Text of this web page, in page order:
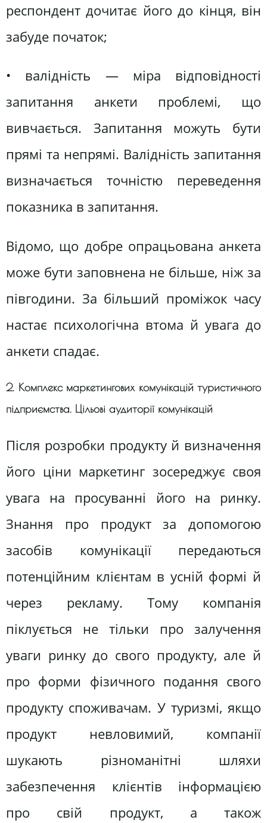
респондент дочитає його до кінця, він
забуде початок;
• валідність — міра відповідності
запитання анкети проблемі, що
вивчається. Запитання можуть бути
прямі та непрямі. Валідність запитання
визначається точністю переведення
показника в запитання.
Відомо, що добре опрацьована анкета
може бути заповнена не більше, ніж за
півгодини. За більший проміжок часу
настає психологічна втома й увага до
анкети спадає.
2. Комплекс маркетингових комунікацій туристичного
підприємства. Цільові аудиторії комунікацій
Після розробки продукту й визначення
його ціни маркетинг зосереджує своя
увага на просуванні його на ринку.
Знання про продукт за допомогою
засобів комунікації передаються
потенційним клієнтам в усній формі й
через рекламу. Тому компанія
піклується не тільки про залучення
уваги ринку до свого продукту, але й
про форми фізичного подання свого
продукту споживачам. У туризмі, якщо
продукт невловимий, компанії
шукають різноманітні шляхи
забезпечення клієнтів інформацією
про свій продукт, а також